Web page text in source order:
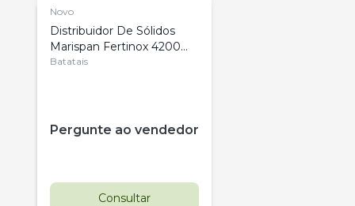
Novo
Distribuidor De Sólidos
Marispan Fertinox 4200
Citrus
Batatais
Pergunte ao vendedor
Consultar